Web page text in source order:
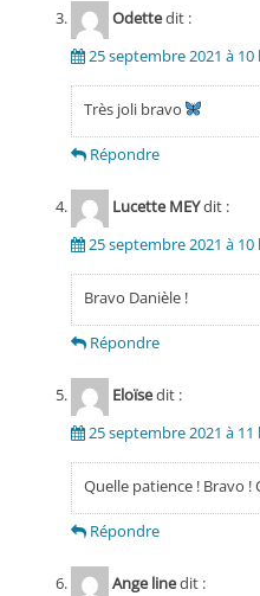
Odettedit :
25 septembre 2021 à 10
Très joli bravo
Répondre
Lucette MEYdit :
25 septembre 2021 à 10
Bravo Danièle !
Répondre
Eloïsedit :
25 septembre 2021 à 11
Quelle patience ! Bravo !
Répondre
Ange linedit :